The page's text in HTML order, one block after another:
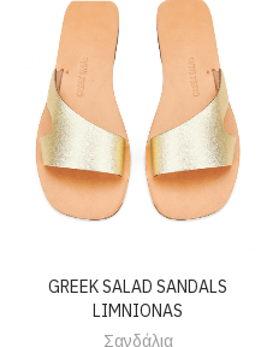
GREEK SALAD SANDALS
LIMNIONAS
Σανδάλια